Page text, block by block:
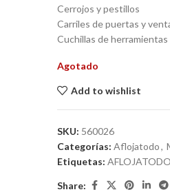
Cerrojos y pestillos
Carriles de puertas y
Cuchillas de
Agotado
Add to wishlist
SKU: 560026
Categorías: Aflojatodo,
Etiquetas: AFLOJATODO
Share: